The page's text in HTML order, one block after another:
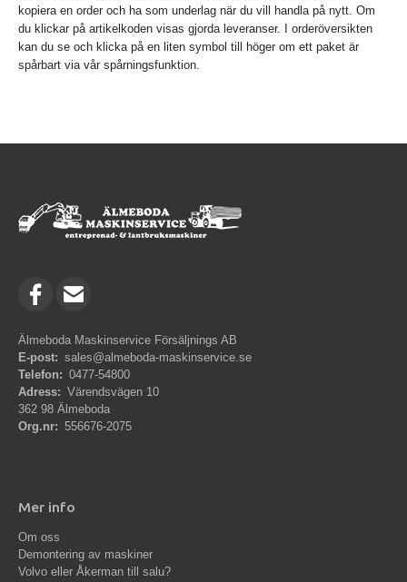
kopiera en order och ha som underlag när du vill handla på nytt. Om
du klickar på artikelkoden visas gjorda leveranser. I orderöversikten
kan du se och klicka på en liten symbol till höger om ett paket är
spårbart via vår spårningsfunktion.
Älmeboda Maskinservice Försäljnings AB
E-post: sales@almeboda-maskinservice.se
Telefon: 0477-54800
Adress: Värendsvägen 10
362 98 Älmeboda
Org.nr: 556676-2075
Mer info
Om oss
Demontering av maskiner
Volvo eller Åkerman till salu?